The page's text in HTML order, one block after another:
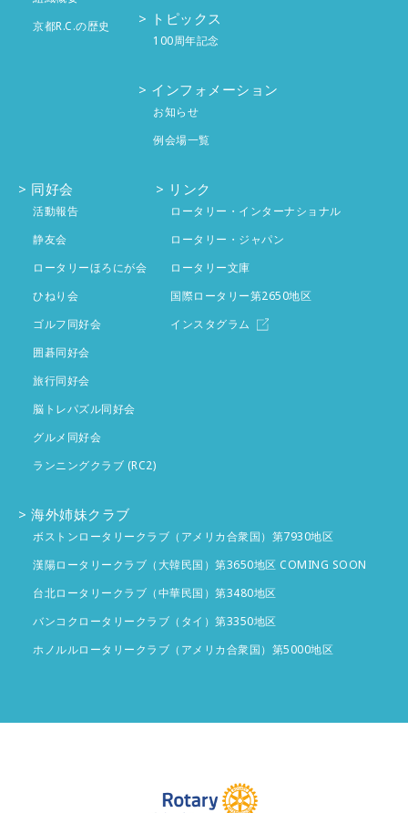
1月 4件
6月 4件
2月 4件
1月 4件
3月 投稿なし
2月 投稿なし
京都R.C.の歴史
トピックス
100周年記念
インフォメーション
お知らせ
例会場一覧
同好会
活動報告
静友会
ロータリーほろにが会
ひねり会
ゴルフ同好会
囲碁同好会
旅行同好会
脳トレパズル同好会
グルメ同好会
ランニングクラブ (RC2)
リンク
ロータリー・インターナショナル
ロータリー・ジャパン
ロータリー文庫
国際ロータリー第2650地区
インスタグラム
海外姉妹クラブ
ボストンロータリークラブ（アメリカ合衆国）第7930地区
漢陽ロータリークラブ（大韓民国）第3650地区 COMING SOON
台北ロータリークラブ（中華民国）第3480地区
バンコクロータリークラブ（タイ）第3350地区
ホノルルロータリークラブ（アメリカ合衆国）第5000地区